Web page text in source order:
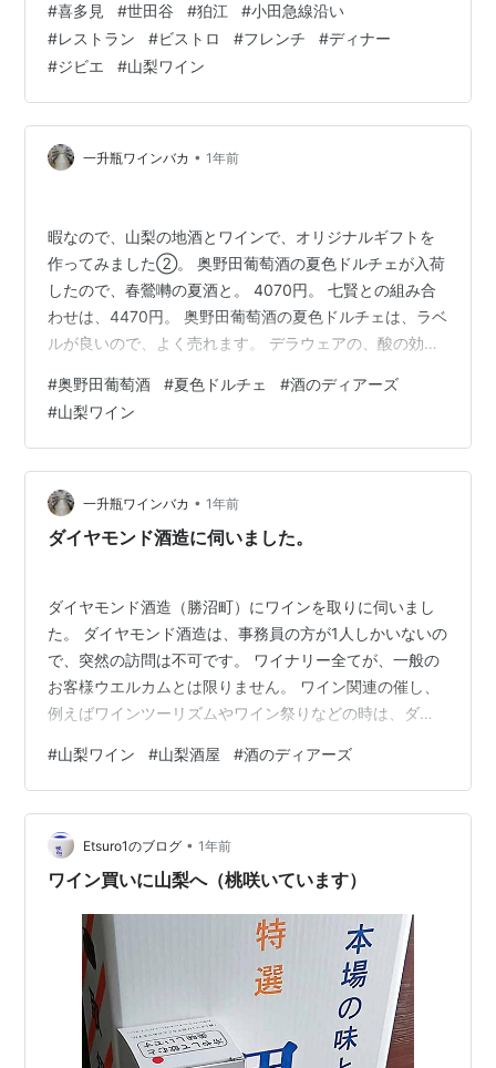
セスが良く、地元のファンに長く愛される隠れ家的なお
店です。 季節ごとに楽しめるジビエ料理 「ビストロ ナ
ガミネ」の料理は、南仏やアルザス地方の郷土料理をベ
ースに構成されています。なかでも特に人気なのが、季
節のジビエ料理（鹿・猪・鴨など）。 ジビエ料理が初め
ての方でも食べやすいよう、クセを抑えた…
#喜多見 #世田谷 #狛江 #小田急線沿い
#レストラン #ビストロ #フレンチ #ディナー
#ジビエ #山梨ワイン
一升瓶ワインバカ • 1年前
暇なので、山梨の地酒とワインで、オリジナルギフトを
作ってみました②。 奥野田葡萄酒の夏色ドルチェが入荷
したので、春鶯囀の夏酒と。 4070円。 七賢との組み合
わせは、4470円。 奥野田葡萄酒の夏色ドルチェは、ラベ
ルが良いので、よく売れます。 デラウェアの、酸の効い
リピーターになる」とのこと。 今、朝5時から畑に出る
そうです。 1日4㍑の水分を取っても、おしっこはちょっ
とだけ、と言っていました。
#奥野田葡萄酒 #夏色ドルチェ #酒のディアーズ
#山梨ワイン
一升瓶ワインバカ • 1年前
ダイヤモンド酒造に伺いました。
ダイヤモンド酒造（勝沼町）にワインを取りに伺いまし
た。 ダイヤモンド酒造は、事務員の方が1人しかいないの
で、突然の訪問は不可です。 ワイナリー全てが、一般の
お客様ウエルカムとは限りません。 ワイン関連の催し、
例えばワインツーリズムやワイン祭りなどの時は、ダイ
の時は、事前に連絡し、確認して下さい。 今回、取りに
行ったワインはこちら。 Ｙキューブ、3300円。 ダイヤ
モンド酒造は、第8回日本ワイナリーアワード2025で、
トップの5つ星ワイナリー（全国17社）に選ばれました。
#山梨ワイン #山梨酒屋 #酒のディアーズ
Etsuro1のブログ • 1年前
ワイン買いに山梨へ（桃咲いています）